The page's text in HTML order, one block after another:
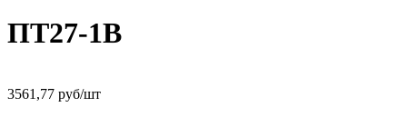
ПТ27-1В
3561,77 руб/шт